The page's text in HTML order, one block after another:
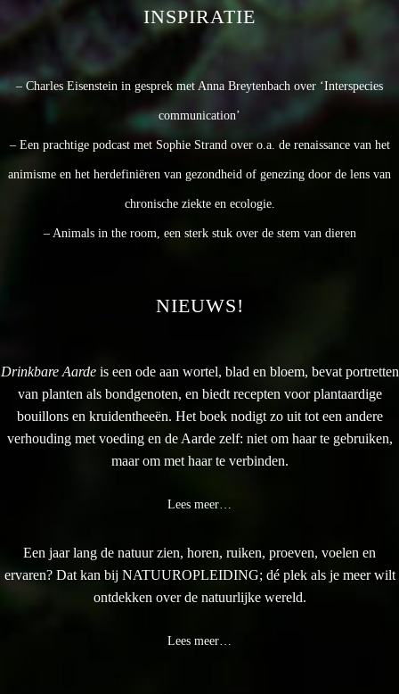
INSPIRATIE
– Charles Eisenstein in gesprek met Anna Breytenbach over ‘Interspecies
communication’
– Een prachtige podcast met Sophie Strand over o.a. de renaissance van het
animisme en het herdefiniëren van gezondheid of genezing door de lens van
chronische ziekte en ecologie.
– Animals in the room, een sterk stuk over de stem van dieren
NIEUWS!
Drinkbare Aarde is een ode aan wortel, blad en bloem, bevat portretten
van planten als bondgenoten, en biedt recepten voor plantaardige
bouillons en kruidentheeën. Het boek nodigt zo uit tot een andere
verhouding met voeding en de Aarde zelf: niet om haar te gebruiken,
maar om met haar te verbinden.
Lees meer…
Een jaar lang de natuur zien, horen, ruiken, proeven, voelen en
ervaren? Dat kan bij NATUUROPLEIDING; dé plek als je meer wilt
ontdekken over de natuurlijke wereld.
Lees meer…